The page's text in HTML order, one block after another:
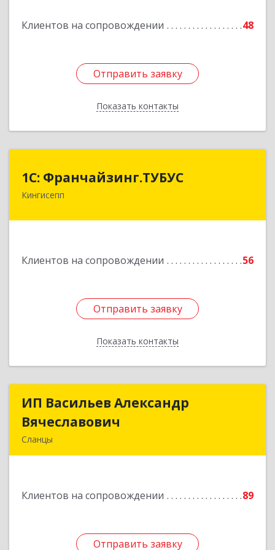
Клиентов на сопровождении 48
Отправить заявку
Показать контакты
Подробнее
Отправить заявку
Назад
1С: Франчайзинг.ТУБУС
Кингисепп
Клиентов на сопровождении 56
Отправить заявку
Показать контакты
1С: Франчайзинг.ТУБУС
Отправить заявку
Назад
ИП Васильев Александр
Вячеславович
Сланцы
Клиентов на сопровождении 89
Отправить заявку
ИП Васильев Александр
Подробнее
Отправить заявку